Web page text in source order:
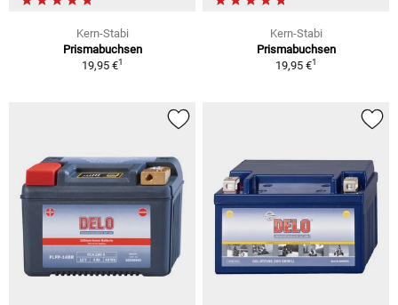
Kern-Stabi
Prismabuchsen
19,95 €1
Kern-Stabi
Prismabuchsen
19,95 €1